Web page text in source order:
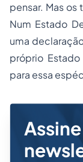
pensar. Mas
Num Estado
uma
próprio
para essa